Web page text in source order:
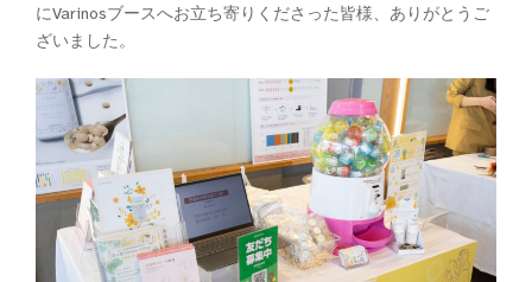
にVarinosブースへお立ち寄りくださった皆様、ありがとうご
ざいました。